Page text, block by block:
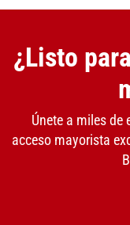
¿Listo
Únete a miles de
acceso mayorista